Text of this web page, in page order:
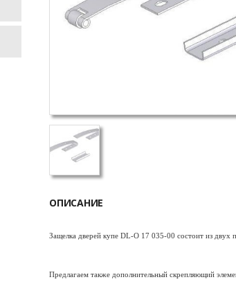
ОПИСАНИЕ
Защелка дверей купе DL-O 17 035-00 состоит из
Предлагаем также дополнительный скрепляющий